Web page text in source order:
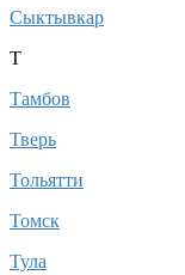
Сыктывкар
Т
Тамбов
Тверь
Тольятти
Томск
Тула